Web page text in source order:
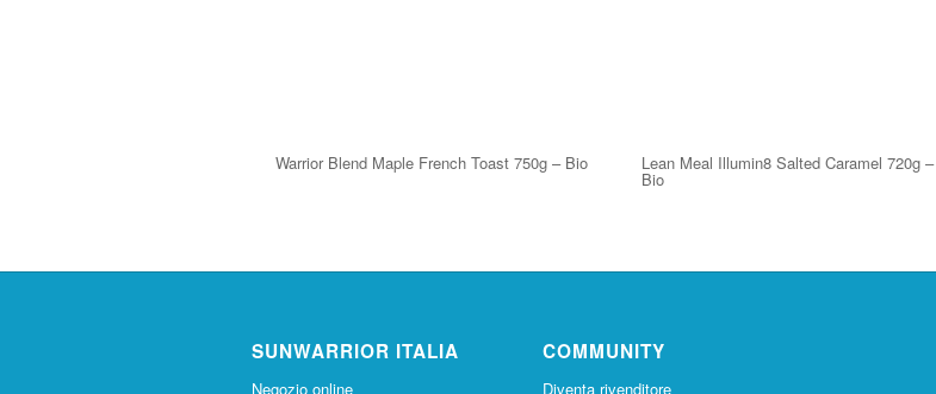
Warrior Blend Maple French Toast 750g – Bio Lean Meal Illumin8 Salted Caramel 720g –
Bio
SUNWARRIOR ITALIA
Negozio online
COMMUNITY
Diventa rivenditore